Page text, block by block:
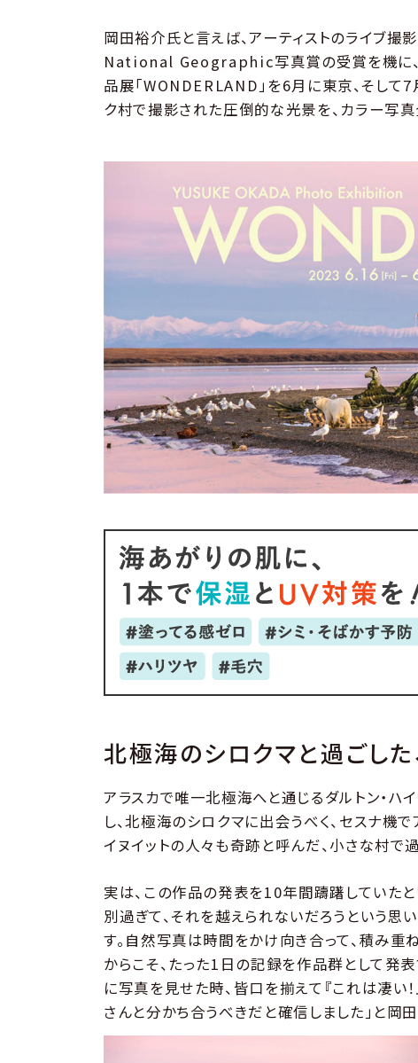
岡田裕介氏と言えば、アーティストのライブ
National Geographic写真賞の受賞を機に、
品展「WONDERLAND」を6月に東京、そして
ク村で撮影された圧倒的な光景を、カラー写
北極海のシロクマと過ごし
アラスカで唯一北極海へと通じるダルトン・ハ
し、北極海のシロクマに出会うべく、セスナ機
イヌイットの人々も奇跡と呼んだ、小さな村で
実は、この作品の発表を10年間躊躇していたと
別過ぎて、それを越えられないだろうという思
す。自然写真は時間をかけ向き合って、積み
からこそ、たった1日の記録を作品群として発
に写真を見せた時、皆口を揃えて『これは凄い
さんと分かち合うべきだと確信しました」と岡